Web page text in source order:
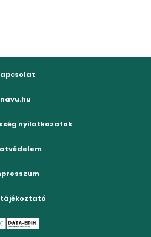
navu.hu
nyilatkozatok
tájékoztató